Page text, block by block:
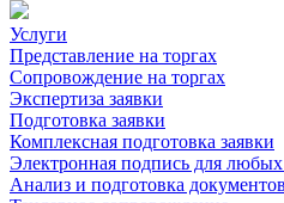
Услуги
Представление на торгах
Сопровождение на торгах
Экспертиза заявки
Подготовка заявки
Комплексная подготовка заявки
Электронная подпись для любых
Анализ и подготовка